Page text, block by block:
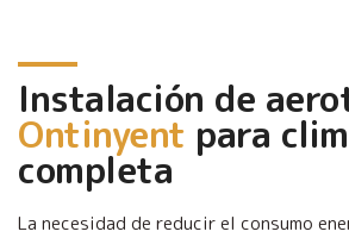
Instalación de
Ontinyent para
completa
La necesidad de reducir el consumo